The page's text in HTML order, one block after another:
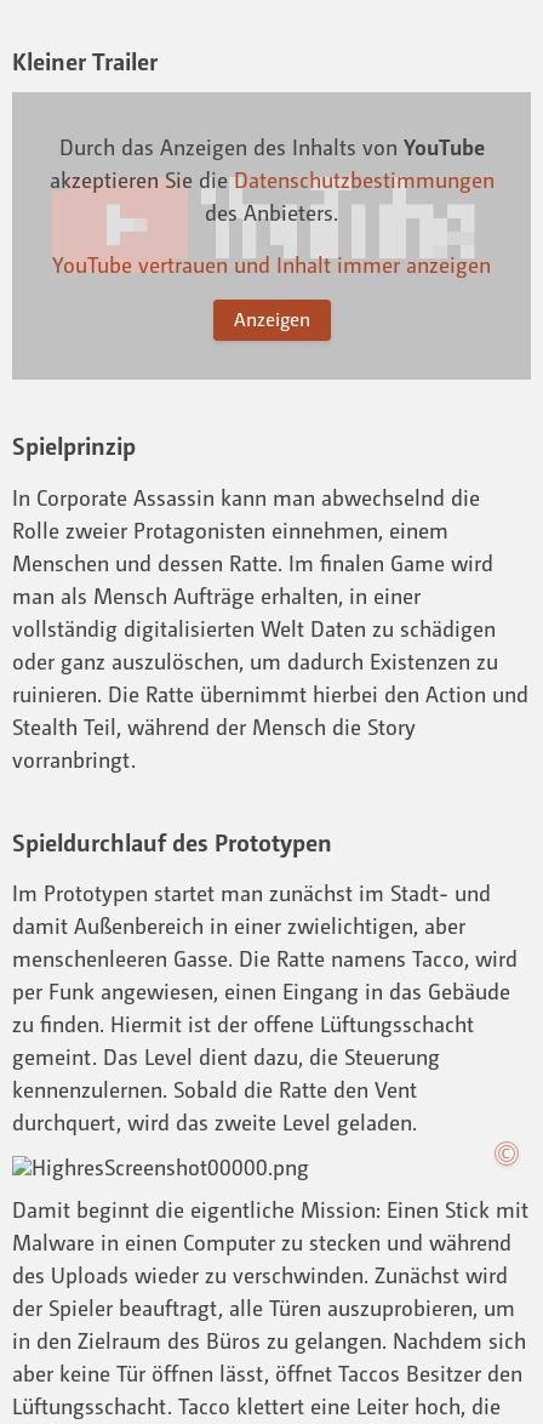
Kleiner Trailer
Durch das Anzeigen des Inhalts von YouTube
akzeptieren Sie dieDatenschutzbestimmungen
des Anbieters.
YouTube vertrauen und Inhalt immer anzeigen
Anzeigen
Spielprinzip
In Corporate Assassin kann man abwechselnd die
Rolle zweier Protagonisten einnehmen, einem
Menschen und dessen Ratte. Im finalen Game wird
man als Mensch Aufträge erhalten, in einer
vollständig digitalisierten Welt Daten zu schädigen
oder ganz auszulöschen, um dadurch Existenzen zu
ruinieren. Die Ratte übernimmt hierbei den Action und
Stealth Teil, während der Mensch die Story
vorranbringt.
Spieldurchlauf des Prototypen
Im Prototypen startet man zunächst im Stadt- und
damit Außenbereich in einer zwielichtigen, aber
menschenleeren Gasse. Die Ratte namens Tacco, wird
per Funk angewiesen, einen Eingang in das Gebäude
zu finden. Hiermit ist der offene Lüftungsschacht
gemeint. Das Level dient dazu, die Steuerung
kennenzulernen. Sobald die Ratte den Vent
durchquert, wird das zweite Level geladen.
Damit beginnt die eigentliche Mission: Einen Stick mit
Malware in einen Computer zu stecken und während
des Uploads wieder zu verschwinden. Zunächst wird
der Spieler beauftragt, alle Türen auszuprobieren, um
in den Zielraum des Büros zu gelangen. Nachdem sich
aber keine Tür öffnen lässt, öffnet Taccos Besitzer den
Lüftungsschacht. Tacco klettert eine Leiter hoch, die